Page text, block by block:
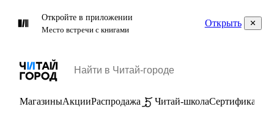
Откройте в приложении
Место встречи с книгами
Открыть
МагазиныАкцииРаспродажа Читай-школаСертификаты